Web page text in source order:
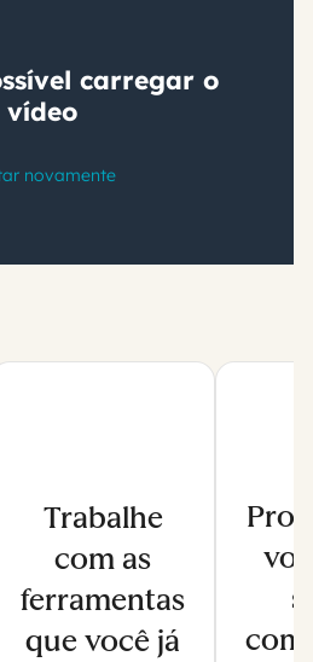
Trabalhe
com as
ferramentas
que você já